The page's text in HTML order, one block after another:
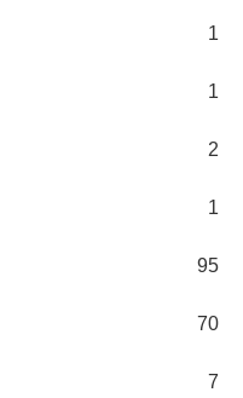
1
1
2
1
95
70
7